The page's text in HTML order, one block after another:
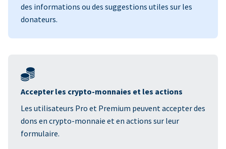
des informations ou des suggestions utiles sur les
donateurs.
Accepter les crypto-monnaies et les actions
Les utilisateurs Pro et Premium peuvent accepter des
dons en crypto-monnaie et en actions sur leur
formulaire.